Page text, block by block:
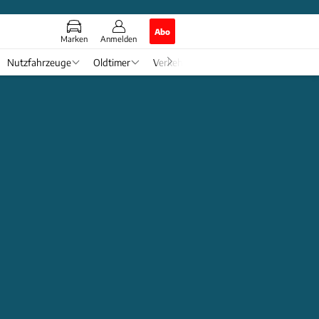
Marken Anmelden
Abo
Nutzfahrzeuge Oldtimer Verkehr